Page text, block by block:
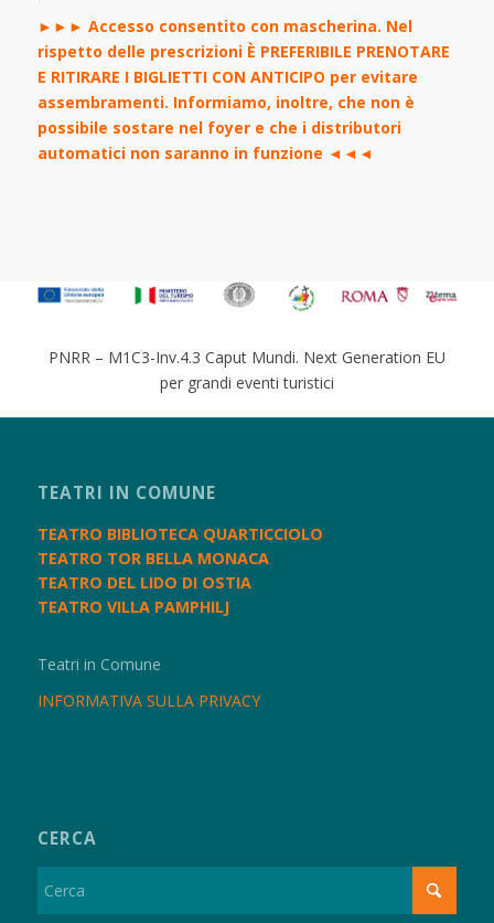
►►► Accesso consentito con mascherina. Nel
rispetto delle prescrizioni È PREFERIBILE PRENOTARE
E RITIRARE I BIGLIETTI CON ANTICIPO per evitare
assembramenti. Informiamo, inoltre, che non è
possibile sostare nel foyer e che i distributori
automatici non saranno in funzione ◄◄◄
PNRR – M1C3-Inv.4.3 Caput Mundi. Next Generation EU
per grandi eventi turistici
TEATRI IN COMUNE
TEATRO BIBLIOTECA QUARTICCIOLO
TEATRO TOR BELLA MONACA
TEATRO DEL LIDO DI OSTIA
TEATRO VILLA PAMPHILJ
Teatri in Comune
INFORMATIVA SULLA PRIVACY
CERCA